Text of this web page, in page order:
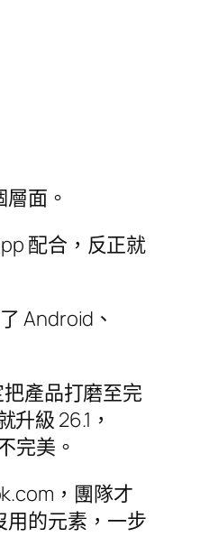
面。
配合，反正就
Android、
產品打磨至完
級 26.1，
完美。
，團隊才
用的元素，一步